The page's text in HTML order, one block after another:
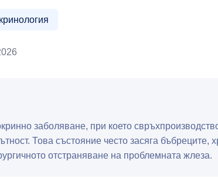
заболяване, при което
Това състояние често засяга
отстраняване на проблемната жлеза.